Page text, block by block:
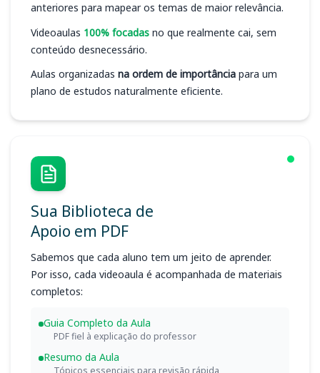
anteriores para mapear os temas de maior relevância.
Videoaulas 100% focadas no que realmente cai, sem
conteúdo desnecessário.
Aulas organizadas na ordem de importância para um
plano de estudos naturalmente eficiente.
Sua Biblioteca de
Apoio em PDF
Sabemos que cada aluno tem um jeito de aprender.
Por isso, cada videoaula é acompanhada de materiais
completos:
Guia Completo da Aula
PDF fiel à explicação do professor
Resumo da Aula